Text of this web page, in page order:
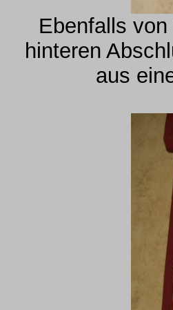
Ebenfalls
hinteren
aus